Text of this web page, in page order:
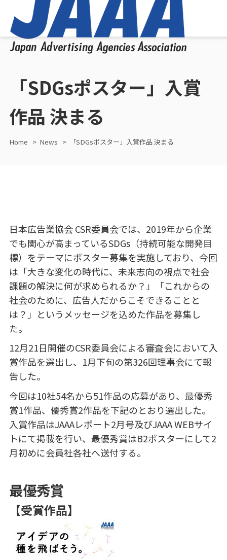
「SDGsポスター」入賞
作品 決まる
Home News 「SDGsポスター」入賞作品 決まる
日本広告業協会CSR委員会では、 2019年から企業
でも関心が高まっているSDGs（持続可能な開発目
標）をテーマにポスター募集を実施しており、今回
は「大きな変化の時代に、未来志向の視点で社会
課題の解決に何が求められるか？」「これからの
社会のために、広告人だからこそできることと
は？」というメッセージを込めた作品を募集し
た。
12月21日開催のCSR委員会による審査会において入
賞作品を選出し、 1月下旬の第326回理事会にて報
告した。
今回は10社54名から51作品の応募があり、最優秀
賞1作品、優秀賞2作品を下記のとおり選出した。
入賞作品はJAAAレポート2月号及びJAAA WEBサイ
トにて掲載を行い、最優秀賞はB2ポスターにして2
月初めに会員社各社へ送付する。
最優秀賞
【受賞作品】